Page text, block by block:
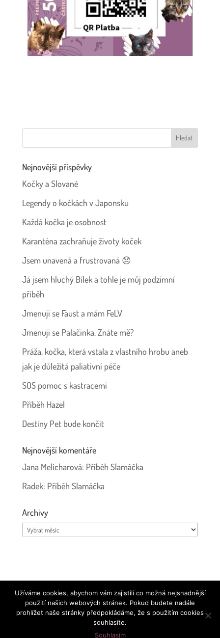
Nejnovější příspěvky
Kočky a Slované
Legendy o kočkách v Japonsku
Každá kočka je osobnost
Karanténa zachraňuje životy koček
Jsem unavená a frustrovaná 😞
Já jsem hluchý Bílek a tohle je můj podzimní
příběh
Jmenuji se Faust a mám FeLV
Jmenuji se Palačinka. Znáte mě?
Práža, kočka, která vstala z vlastního hrobu aneb
jak je důležitá paliativní péče
SOS pomoc s kastracemi
Příběh Hazel
Destiny Pet bude končit
Nejnovější komentáře
Jana Melicharová: Příběh Slamáčka
Radek: Příběh Slamáčka
Archivy
Archivy
osobních údajů
Užíváme cookies, abychom vám zajistili co možná nejsnadnější
použití našich webových stránek. Pokud budete nadále
prohlížet naše stránky předpokládáme, že s použitím cookies
souhlasíte.
Souhlasím